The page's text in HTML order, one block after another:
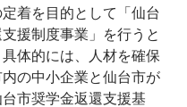
着を目的として「仙台
援制度事業」を行うと
体的には、人材を確保
内の中小企業と仙台市が
市奨学金返還支援基